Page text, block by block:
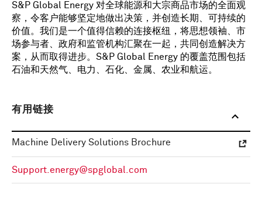
S&P Global Energy 对全球能源和大宗商品市场的全面观
察，令客户能够坚定地做出决策，并创造长期、可持续的
价值。我们是一个值得信赖的连接枢纽，将思想领袖、市
场参与者、政府和监管机构汇聚在一起，共同创造解决方
案，从而取得进步。S&P Global Energy 的覆盖范围包括
石油和天然气、电力、石化、金属、农业和航运。
有用链接
Machine Delivery Solutions Brochure
Support.energy@spglobal.com